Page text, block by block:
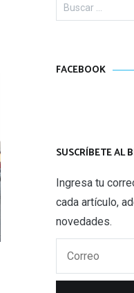
FACEBOOK
SUSCRÍBETE AL
Ingresa tu
cada artículo,
novedades.